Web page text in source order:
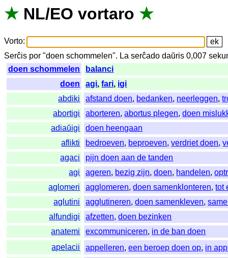
★ NL/EO vortaro ★
Vorto:
Serĉis por "doen schommelen". La serĉado daŭris 0,007
doen schommelen
balanci
doen
agi,fari, igi
abdiki
afstand doen, bedanken, neerleggen,
abortigi
aborteren,abortus plegen,doen
adiaŭigi
doen heengaan
aflikti
bedroeven, beproeven,verdriet doen,
agaci
pijn doen aan de tanden
agi
ageren, bezig zijn,doen, handelen,
aglomeri
agglomeren,doen samenklonteren,tot
aglutini
agglutineren,doen samenkleven,
alfundigi
afzetten,doen bezinken
anatemi
excommuniceren, in de ban doen
apelacii
appelleren,een beroep doen op, in